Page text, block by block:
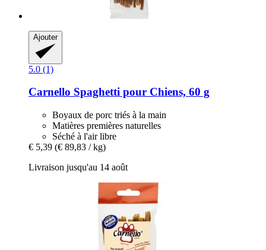
Ajouter
5.0 (1)
Carnello Spaghetti pour Chiens, 60 g
Boyaux de porc triés à la main
Matières premières naturelles
Séché à l'air libre
€ 5,39 (€ 89,83 / kg)
Livraison jusqu'au 14 août